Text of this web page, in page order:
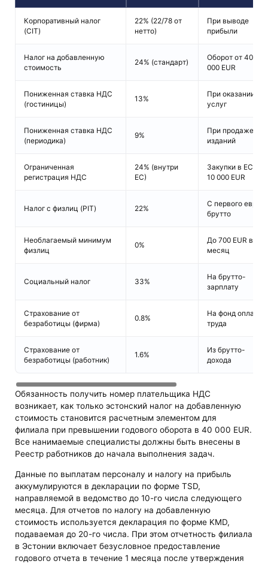
Корпоративный налог
(CIT)
22% (22/78 от
нетто)
При выводе
прибыли
Налог на добавленную
стоимость
24% (стандарт)
Оборот от 40
000 EUR
Пониженная ставка НДС
(гостиницы)
13%
При оказании
услуг
Пониженная ставка НДС
(периодика)
9%
При продаже
изданий
Ограниченная
регистрация НДС
24% (внутри
ЕС)
Закупки в ЕС от
10 000 EUR
Налог с физлиц (PIT) 22%
С первого евро
брутто
Необлагаемый минимум
физлиц
0%
До 700 EUR в
месяц
Социальный налог 33%
На брутто-
зарплату
Страхование от
безработицы (фирма)
0.8%
На фонд оплаты
труда
Страхование от
безработицы (работник)
1.6%
Из брутто-
дохода
Обязанность получить номер плательщика НДС
возникает, как только эстонский налог на добавленную
стоимость становится расчетным элементом для
филиала при превышении годового оборота в 40 000 EUR.
Все нанимаемые специалисты должны быть внесены в
Реестр работников до начала выполнения задач.
Данные по выплатам персоналу и налогу на прибыль
аккумулируются в декларации по форме TSD,
направляемой в ведомство до 10-го числа следующего
месяца. Для отчетов по налогу на добавленную
стоимость используется декларация по форме KMD,
подаваемая до 20-го числа. При этом отчетность филиала
в Эстонии включает безусловное предоставление
годового отчета в течение 1 месяца после утверждения